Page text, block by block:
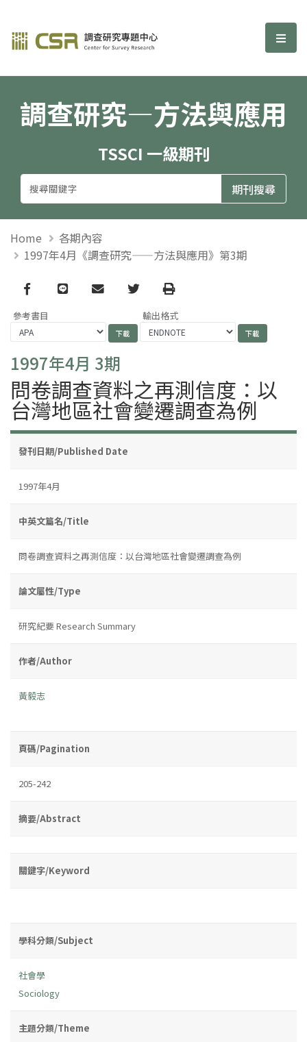
調查研究—方法與應用期刊 選
調查研究—方法與應用
TSSCI 一級期刊
Home
各期內容
1997年4月《調查研究——方法與應用》第3期
Facebook
line email TwitterPrint
參考書目 輸出格式
1997年4月 3期
問卷調查資料之再測信度：以
台灣地區社會變遷調查為例
發刊日期/Published Date
1997年4月
中英文篇名/Title
問卷調查資料之再測信度：以台灣地區社會變遷調查為例
論文屬性/Type
研究紀要 Research Summary
作者/Author
黃毅志
頁碼/Pagination
205-242
摘要/Abstract
關鍵字/Keyword
學科分類/Subject
社會學
Sociology
主題分類/Theme